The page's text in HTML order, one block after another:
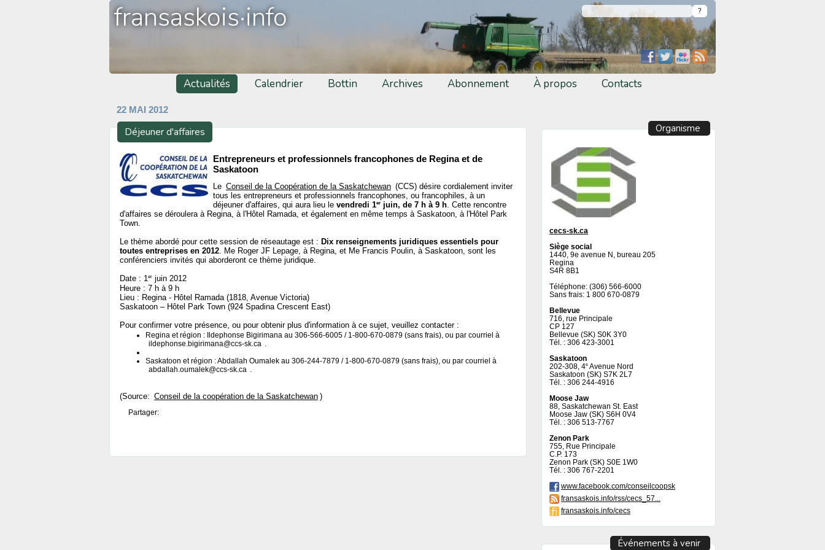
fransaskois·info
Actualités Calendrier Bottin Archives Abonnement À propos Contacts
22 MAI 2012
Déjeuner d'affaires
Entrepreneurs et professionnels francophones de Regina et de
Saskatoon
Le Conseil de la Coopération de la Saskatchewan (CCS) désire cordialement inviter
tous les entrepreneurs et professionnels francophones, ou francophiles, à un
déjeuner d'affaires, qui aura lieu le vendredi 1er juin, de 7 h à 9 h. Cette rencontre
d'affaires se déroulera à Regina, à l'Hôtel Ramada, et également en même temps à Saskatoon, à l'Hôtel Park
Town.
Le thème abordé pour cette session de réseautage est : Dix renseignements juridiques essentiels pour
toutes entreprises en 2012. Me Roger JF Lepage, à Regina, et Me Francis Poulin, à Saskatoon, sont les
conférenciers invités qui aborderont ce thème juridique.
Date : 1er juin 2012
Heure : 7 h à 9 h
Lieu : Regina - Hôtel Ramada (1818, Avenue Victoria)
Saskatoon – Hôtel Park Town (924 Spadina Crescent East)
Pour confirmer votre présence, ou pour obtenir plus d'information à ce sujet, veuillez contacter :
Regina et région : Ildephonse Bigirimana au 306-566-6005 / 1-800-670-0879 (sans frais), ou par courriel à
ildephonse.bigirimana@ccs-sk.ca
Saskatoon et région : Abdallah Oumalek au 306-244-7879 / 1-800-670-0879 (sans frais), ou par courriel à
abdallah.oumalek@ccs-sk.ca
(Source: Conseil de la coopération de la Saskatchewan )
Partager:
Organisme
cecs-sk.ca
Siège social
1440, 9e avenue N, bureau 205
Regina
S4R 8B1
Téléphone: (306) 566-6000
Sans frais: 1 800 670-0879
Bellevue
716, rue Principale
CP 127
Bellevue (SK) S0K 3Y0
Tél. : 306 423-3001
Saskatoon
202-308, 4e Avenue Nord
Saskatoon (SK) S7K 2L7
Tél. : 306 244-4916
Moose Jaw
88, Saskatchewan St. East
Moose Jaw (SK) S6H 0V4
Tél. : 306 513-7767
Zenon Park
755, Rue Principale
C.P. 173
Zenon Park (SK) S0E 1W0
Tél. : 306 767-2201
www.facebook.com/conseilcoopsk
fransaskois.info/rss/cecs_57...
fransaskois.info/cecs
Événements à venir